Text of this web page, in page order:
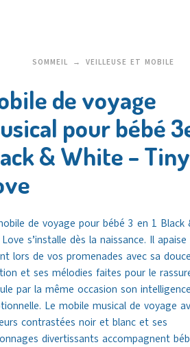
SOMMEIL VEILLEUSE ET MOBILE
de voyage
pour bébé
& White – Tiny
de voyage pour bébé 3 en 1 Black
s’installe dès la naissance. Il
lors de vos promenades avec sa
et ses mélodies faites pour le
par la même occasion son
Le mobile musical de voyage
contrastées noir et blanc et ses
divertissants accompagnent